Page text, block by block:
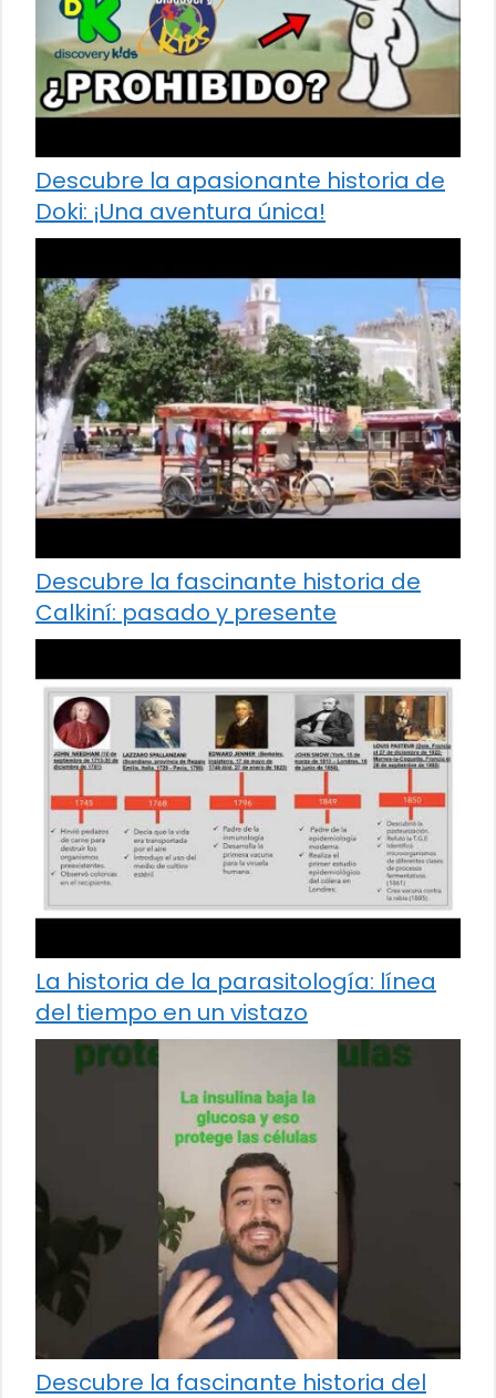
Descubre la apasionante historia de
Doki: ¡Una aventura única!
Descubre la fascinante historia de
Calkiní: pasado y presente
La historia de la parasitología: línea
del tiempo en un vistazo
Descubre la fascinante historia del